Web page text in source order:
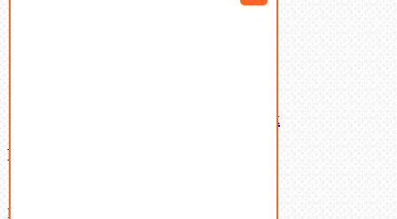
Латунный и бронзовый крепеж
Ваша корзина
В корзине нет товаров.